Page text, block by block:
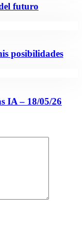
futuro
posibilidades
IA – 18/05/26